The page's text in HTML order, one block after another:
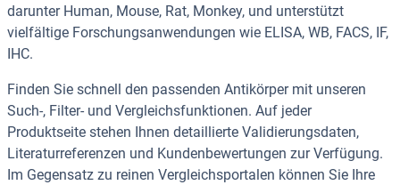
darunter Human, Mouse, Rat, Monkey, und unterstützt
vielfältige Forschungsanwendungen wie ELISA, WB, FACS, IF,
IHC.
Finden Sie schnell den passenden Antikörper mit unseren
Such-, Filter- und Vergleichsfunktionen. Auf jeder
Produktseite stehen Ihnen detaillierte Validierungsdaten,
Literaturreferenzen und Kundenbewertungen zur Verfügung.
Im Gegensatz zu reinen Vergleichsportalen können Sie Ihre